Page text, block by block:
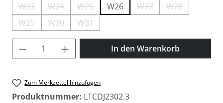
W23(Diese Option ist zurzeit nicht verfügbar.)
W24(Diese Option ist zurzeit nicht verfügbar.)
W25(Diese Option ist zurzeit nicht verfügbar.)
W26 W27(Diese Option ist zurzeit
W28(Diese Option
W29(Diese Option ist zurzeit nicht verfügbar.)
W30(Diese Option ist zurzeit nicht verfügbar.)
W31(Diese Option ist zurzeit nicht verfügbar.)
Produkt Anzahl: Gib den gewünschten
In den Warenkorb
Zum Merkzettel hinzufügen
Produktnummer: LTCDJ2302.3